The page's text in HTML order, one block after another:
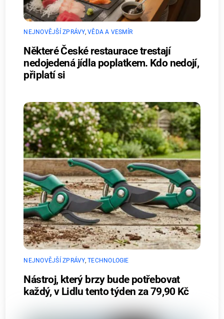
NEJNOVĚJŠÍ ZPRÁVY,VĚDA A VESMÍR
Některé České restaurace trestají
nedojedená jídla poplatkem. Kdo nedojí,
připlatí si
NEJNOVĚJŠÍ ZPRÁVY,TECHNOLOGIE
Nástroj, který brzy bude potřebovat
každý, v Lidlu tento týden za 79,90 Kč